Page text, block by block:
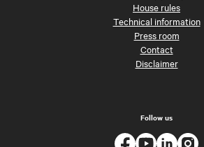
House rules
Technical information
Press room
Contact
Disclaimer
Follow us